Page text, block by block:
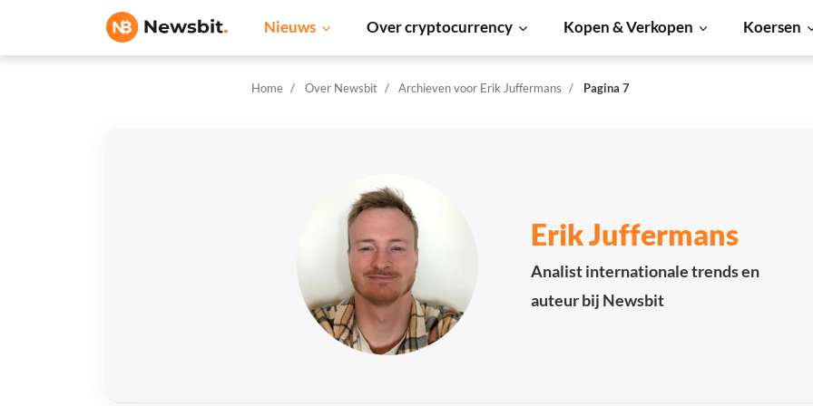
Nieuws Over cryptocurrency Kopen & Verkopen Koersen
Home Over Newsbit Archieven voor Erik Juffermans Pagina 7
Erik Juffermans
Analist internationale trends en
auteur bij Newsbit